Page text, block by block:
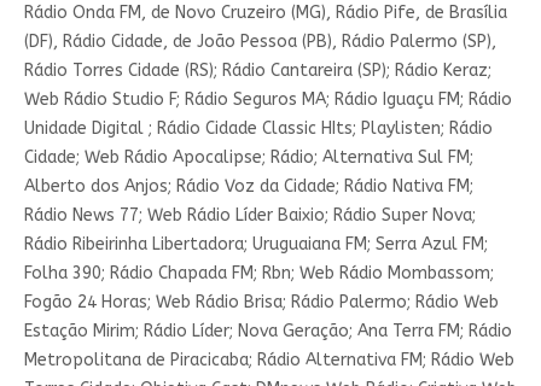
Rádio Onda FM, de Novo Cruzeiro (MG), Rádio Pife, de Brasília
(DF), Rádio Cidade, de João Pessoa (PB), Rádio Palermo (SP),
Rádio Torres Cidade (RS); Rádio Cantareira (SP); Rádio Keraz;
Web Rádio Studio F; Rádio Seguros MA; Rádio Iguaçu FM; Rádio
Unidade Digital ; Rádio Cidade Classic HIts; Playlisten; Rádio
Cidade; Web Rádio Apocalipse; Rádio; Alternativa Sul FM;
Alberto dos Anjos; Rádio Voz da Cidade; Rádio Nativa FM;
Rádio News 77; Web Rádio Líder Baixio; Rádio Super Nova;
Rádio Ribeirinha Libertadora; Uruguaiana FM; Serra Azul FM;
Folha 390; Rádio Chapada FM; Rbn; Web Rádio Mombassom;
Fogão 24 Horas; Web Rádio Brisa; Rádio Palermo; Rádio Web
Estação Mirim; Rádio Líder; Nova Geração; Ana Terra FM; Rádio
Metropolitana de Piracicaba; Rádio Alternativa FM; Rádio Web